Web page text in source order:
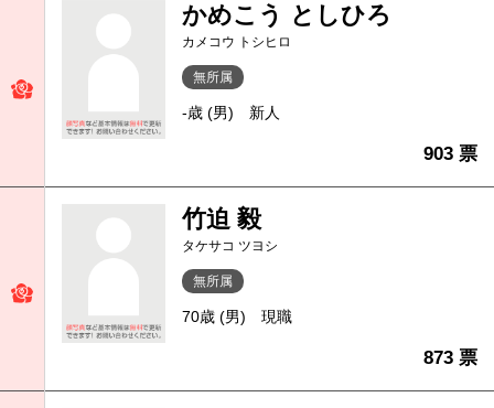
かめこう としひろ
カメコウ トシヒロ
無所属
-歳 (男) 新人
903 票
竹迫 毅
タケサコ ツヨシ
無所属
70歳 (男) 現職
873 票